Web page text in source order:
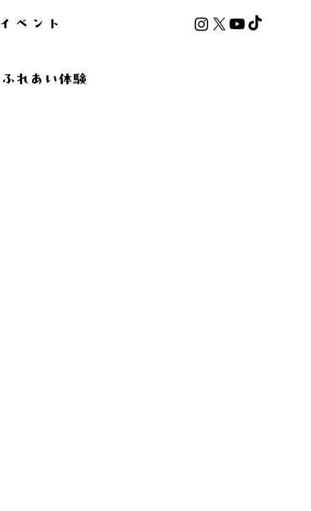
イベント
ふれあい体験